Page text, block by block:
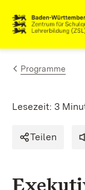
Zum
Link zur
Programme
Lesezeit: 3
Teilen